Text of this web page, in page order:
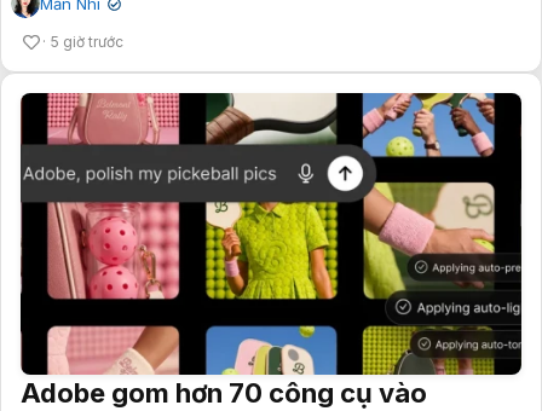
✔
5 giờ trước
Adobe gom hơn 70 công cụ vào